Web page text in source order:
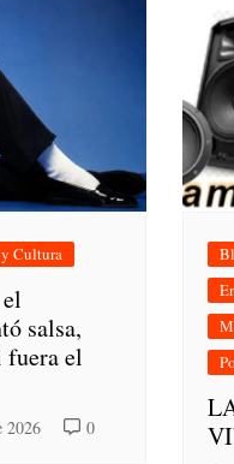
Cultura
salsa,
fuera el
2026 0